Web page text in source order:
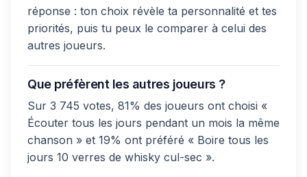
réponse : ton choix révèle ta personnalité et tes
priorités, puis tu peux le comparer à celui des
autres joueurs.
Que préfèrent les autres joueurs ?
Sur 3 745 votes, 81% des joueurs ont choisi «
Écouter tous les jours pendant un mois la même
chanson » et 19% ont préféré « Boire tous les
jours 10 verres de whisky cul-sec ».